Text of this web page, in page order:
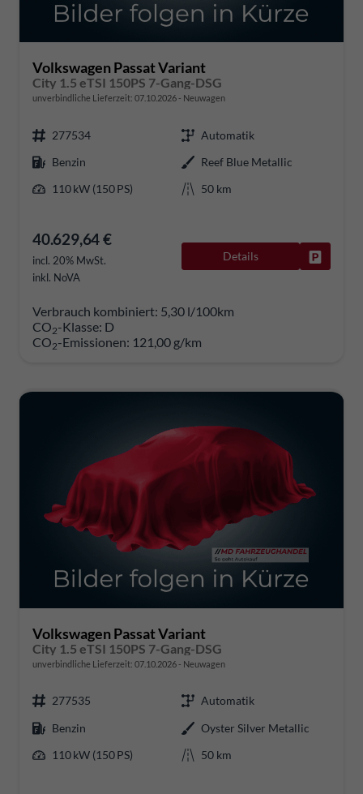
Volkswagen Passat Variant
City 1.5 eTSI 150PS 7-Gang-DSG
unverbindliche Lieferzeit: 07.10.2026 Neuwagen
277534
Automatik
Benzin
Reef Blue Metallic
110 kW (150 PS)
50 km
40.629,64 €
incl. 20% MwSt.
inkl. NoVA
Details
Verbrauch kombiniert: 5,30 l/100km
CO2-Klasse: D
CO2-Emissionen: 121,00 g/km
Volkswagen Passat Variant
City 1.5 eTSI 150PS 7-Gang-DSG
unverbindliche Lieferzeit: 07.10.2026 Neuwagen
277535
Automatik
Benzin
Oyster Silver Metallic
110 kW (150 PS)
50 km